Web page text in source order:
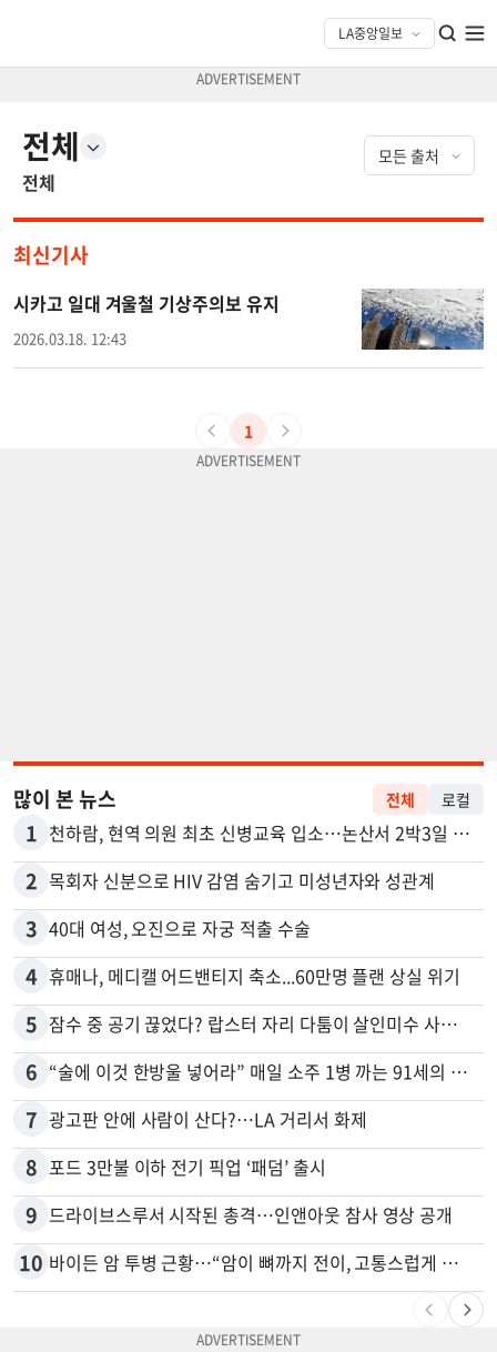
전체
전체
최신기사
시카고 일대 겨울철 기상주의보 유지
2026.03.18. 12:43
1
많이 본 뉴스 전체 로컬
1 천하람, 현역 의원 최초 신병교육 입소…논산서 2박3일 생활
2 목회자 신분으로 HIV 감염 숨기고 미성년자와 성관계
3 40대 여성, 오진으로 자궁 적출 수술
4 휴매나, 메디캘 어드밴티지 축소...60만명 플랜 상실 위기
5 잠수 중 공기 끊었다? 랍스터 자리 다툼이 살인미수 사건으로
6 “술에 이것 한방울 넣어라” 매일 소주 1병 까는 91세의 철칙
7 광고판 안에 사람이 산다?…LA 거리서 화제
8 포드 3만불 이하 전기 픽업 ‘패덤’ 출시
9 드라이브스루서 시작된 총격…인앤아웃 참사 영상 공개
10 바이든 암 투병 근황…“암이 뼈까지 전이, 고통스럽게 투병 중”